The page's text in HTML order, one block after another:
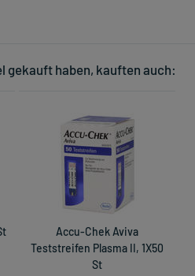
gekauft haben, kauften auch:
Accu-Chek Aviva
Teststreifen Plasma II, 1X50
St